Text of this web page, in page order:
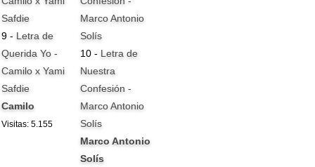
9 - Letra de
Querida Yo -
Camilo x Yami
Safdie
Camilo
Visitas: 5.155
10 - Letra de
Nuestra
Confesión -
Marco Antonio
Solís
Marco Antonio
Solís